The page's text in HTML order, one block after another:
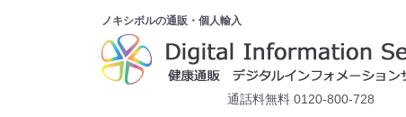
ノキシボルの通販・個人輸入
通話料無料 0120-800-728